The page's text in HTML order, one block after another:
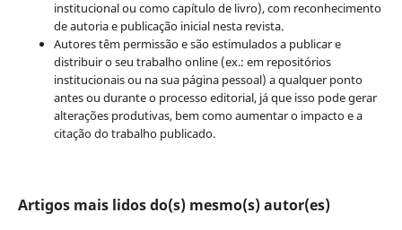
institucional ou como capítulo de livro), com reconhecimento
de autoria e publicação inicial nesta revista.
Autores têm permissão e são estimulados a publicar e
distribuir o seu trabalho online (ex.: em repositórios
institucionais ou na sua página pessoal) a qualquer ponto
antes ou durante o processo editorial, já que isso pode gerar
alterações produtivas, bem como aumentar o impacto e a
citação do trabalho publicado.
Artigos mais lidos do(s) mesmo(s) autor(es)